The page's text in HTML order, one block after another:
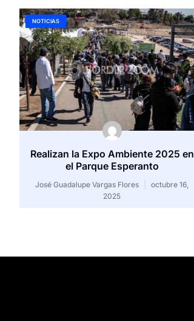
NOTICIAS
Realizan la Expo Ambiente 2025 en
el Parque Esperanto
José Guadalupe Vargas Flores
octubre 16,
2025